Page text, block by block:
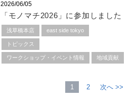
2026/06/05
「モノマチ2026」に参加しました
浅草橋本店 east side tokyo
トピックス
ワークショップ・イベント情報 地域貢献
1 2 次へ >>